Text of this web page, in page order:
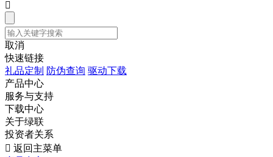

取消
快速链接
礼品定制 防伪查询 驱动下载
产品中心
服务与支持
下载中心
关于绿联
投资者关系
 返回主菜单